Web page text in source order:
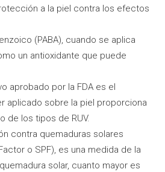
a la piel contra los efectos
(PABA), cuando se aplica
un antioxidante que puede
aprobado por la FDA es el
aplicado sobre la piel proporciona
de los tipos de RUV.
contra quemaduras solares
o SPF), es una medida de la
solar, cuanto mayor es